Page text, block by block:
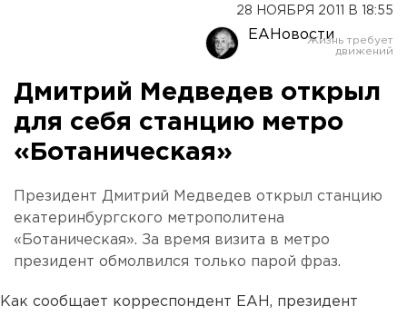
28 НОЯБРЯ 2011 В 18:55
ЕАНовости
Дмитрий Медведев открыл
для себя станцию метро
«Ботаническая»
Президент Дмитрий Медведев открыл станцию
екатеринбургского метрополитена
«Ботаническая». За время визита в метро
президент обмолвился только парой фраз.
Как сообщает корреспондент ЕАН, президент